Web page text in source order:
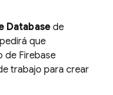
Database de
que
de Firebase
trabajo para crear